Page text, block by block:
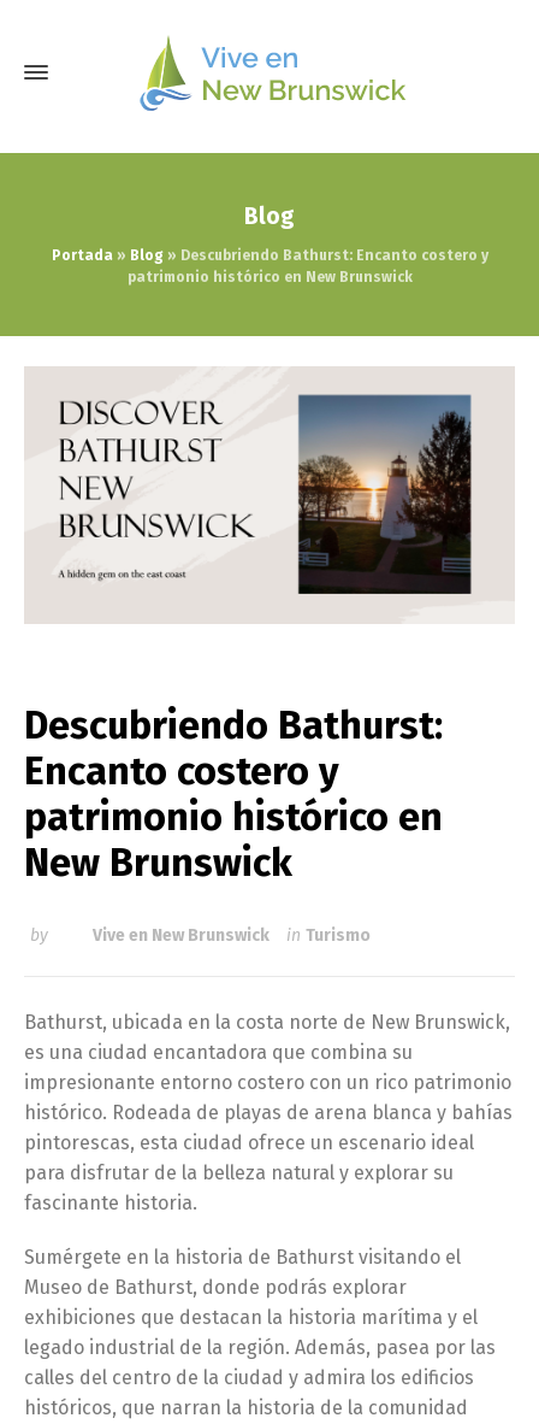
Blog
Portada» Blog» Descubriendo Bathurst: Encanto costero y
patrimonio histórico en New Brunswick
Descubriendo Bathurst:
Encanto costero y
patrimonio histórico en
New Brunswick
by Vive en New Brunswick in Turismo
Bathurst, ubicada en la costa norte de New Brunswick,
es una ciudad encantadora que combina su
impresionante entorno costero con un rico patrimonio
histórico. Rodeada de playas de arena blanca y bahías
pintorescas, esta ciudad ofrece un escenario ideal
para disfrutar de la belleza natural y explorar su
fascinante historia.
Sumérgete en la historia de Bathurst visitando el
Museo de Bathurst, donde podrás explorar
exhibiciones que destacan la historia marítima y el
legado industrial de la región. Además, pasea por las
calles del centro de la ciudad y admira los edificios
históricos, que narran la historia de la comunidad